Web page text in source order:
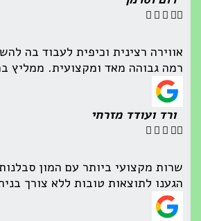

אווירה רצינית וכיפית לעבוד בה
רמה גבוהה מאד ומקצועית. ממליץ
ורד ועודד מזרחי

שרות מקצועי ביותר עם המון סבלנות
הגענו לתוצאות טובות ללא צורך